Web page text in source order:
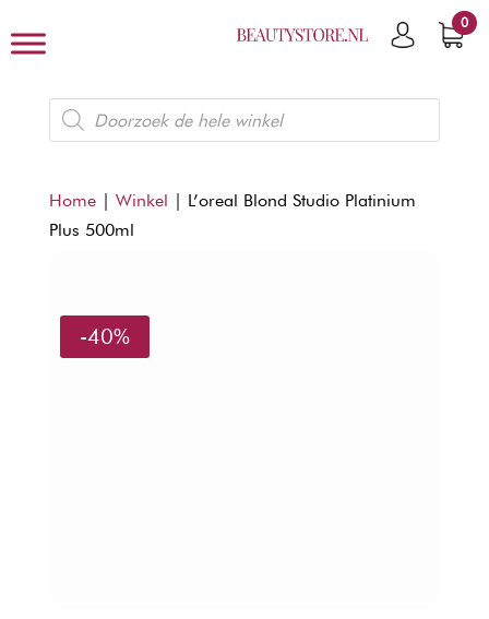
0
Producten
zoeken
Home| Winkel | L’oreal Blond Studio Platinium
Plus 500ml
-40%